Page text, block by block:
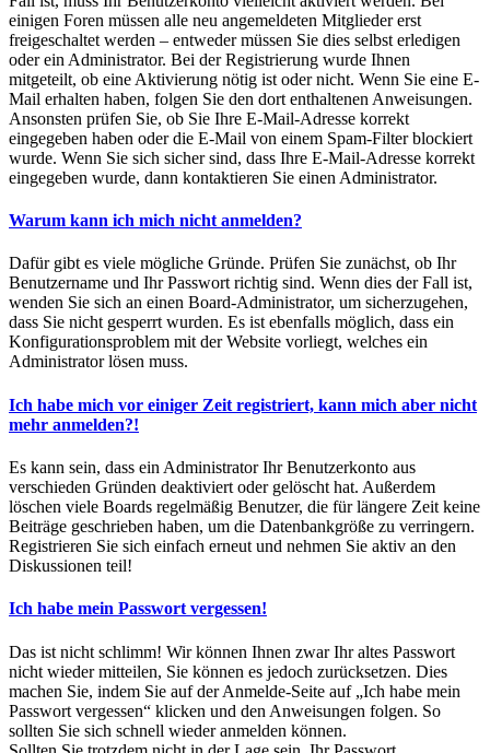
einigen Foren müssen alle neu angemeldeten Mitglieder erst
freigeschaltet werden – entweder müssen Sie dies selbst erledigen
oder ein Administrator. Bei der Registrierung wurde Ihnen
mitgeteilt, ob eine Aktivierung nötig ist oder nicht. Wenn Sie eine E-
Mail erhalten haben, folgen Sie den dort enthaltenen Anweisungen.
Ansonsten prüfen Sie, ob Sie Ihre E-Mail-Adresse korrekt
eingegeben haben oder die E-Mail von einem Spam-Filter blockiert
wurde. Wenn Sie sich sicher sind, dass Ihre E-Mail-Adresse korrekt
eingegeben wurde, dann kontaktieren Sie einen Administrator.
Warum kann ich mich nicht anmelden?
Dafür gibt es viele mögliche Gründe. Prüfen Sie zunächst, ob Ihr
Benutzername und Ihr Passwort richtig sind. Wenn dies der Fall ist,
wenden Sie sich an einen Board-Administrator, um sicherzugehen,
dass Sie nicht gesperrt wurden. Es ist ebenfalls möglich, dass ein
Konfigurationsproblem mit der Website vorliegt, welches ein
Administrator lösen muss.
Ich habe mich vor einiger Zeit registriert, kann mich aber nicht
mehr anmelden?!
Es kann sein, dass ein Administrator Ihr Benutzerkonto aus
verschieden Gründen deaktiviert oder gelöscht hat. Außerdem
löschen viele Boards regelmäßig Benutzer, die für längere Zeit keine
Beiträge geschrieben haben, um die Datenbankgröße zu verringern.
Registrieren Sie sich einfach erneut und nehmen Sie aktiv an den
Diskussionen teil!
Ich habe mein Passwort vergessen!
Das ist nicht schlimm! Wir können Ihnen zwar Ihr altes Passwort
nicht wieder mitteilen, Sie können es jedoch zurücksetzen. Dies
machen Sie, indem Sie auf der Anmelde-Seite auf „Ich habe mein
Passwort vergessen“ klicken und den Anweisungen folgen. So
sollten Sie sich schnell wieder anmelden können.